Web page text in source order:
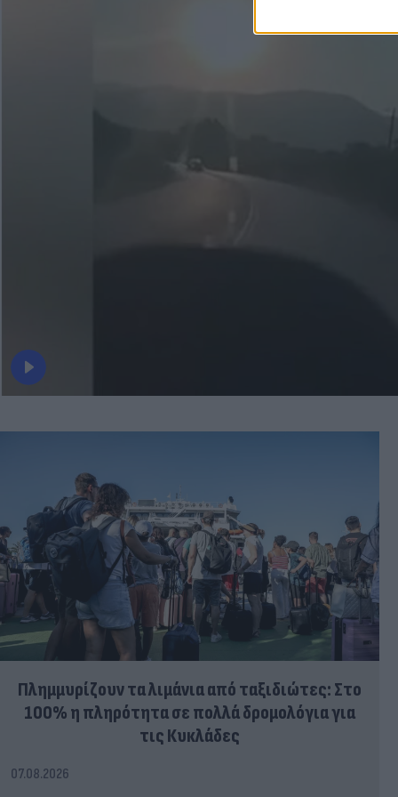
Πλημμυρίζουν τα λιμάνια από ταξιδιώτες: Στο
100% η πληρότητα σε πολλά δρομολόγια για
τις Κυκλάδες
07.08.2026